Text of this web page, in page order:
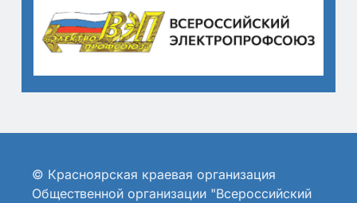
© Красноярская краевая организация
Общественной организации "Всероссийский